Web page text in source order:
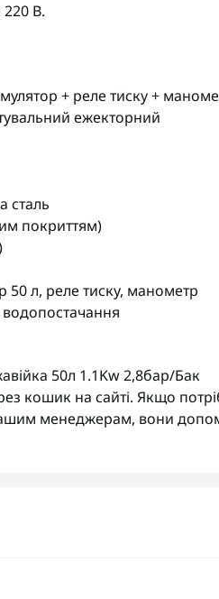
В.
+ реле тиску +
ежекторний
сталь
покриттям)
50 л, реле тиску, манометр
50л 1.1Kw 2,8бар/Бак
кошик на сайті. Якщо
менеджерам, вони